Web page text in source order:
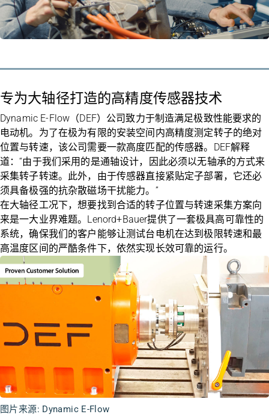
专为大轴径打造的高精度传感器技术
Dynamic E-Flow（DEF）公司致力于制造满足极致性能要求的
电动机。为了在极为有限的安装空间内高精度测定转子的绝对
位置与转速，该公司需要一款高度匹配的传感器。DEF解释
道：“由于我们采用的是通轴设计，因此必须以无轴承的方式来
采集转子转速。此外，由于传感器直接紧贴定子部署，它还必
须具备极强的抗杂散磁场干扰能力。”
在大轴径工况下，想要找到合适的转子位置与转速采集方案向
来是一大业界难题。Lenord+Bauer提供了一套极具高可靠性的
系统，确保我们的客户能够让测试台电机在达到极限转速和最
高温度区间的严酷条件下，依然实现长效可靠的运行。
图片来源: Dynamic E-Flow